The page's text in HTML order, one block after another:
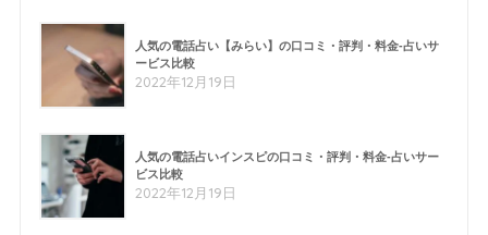
人気の電話占い【みらい】の口コミ・評判・料金-占いサ
ービス比較
2022年12月19日
人気の電話占いインスピの口コミ・評判・料金-占いサー
ビス比較
2022年12月19日